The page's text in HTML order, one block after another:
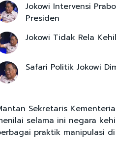
Jokowi Intervensi
Presiden
Jokowi Tidak Rela
Safari Politik Jokowi
Sekretaris
selama ini negara
praktik manipulasi